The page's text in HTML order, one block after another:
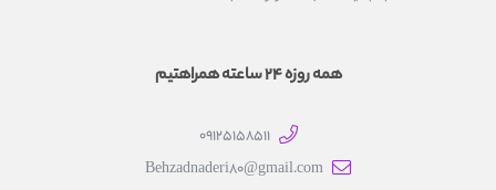
همه روزه 24 ساعته همراهتیم
09125158511
Behzadnaderi80@gmail.com